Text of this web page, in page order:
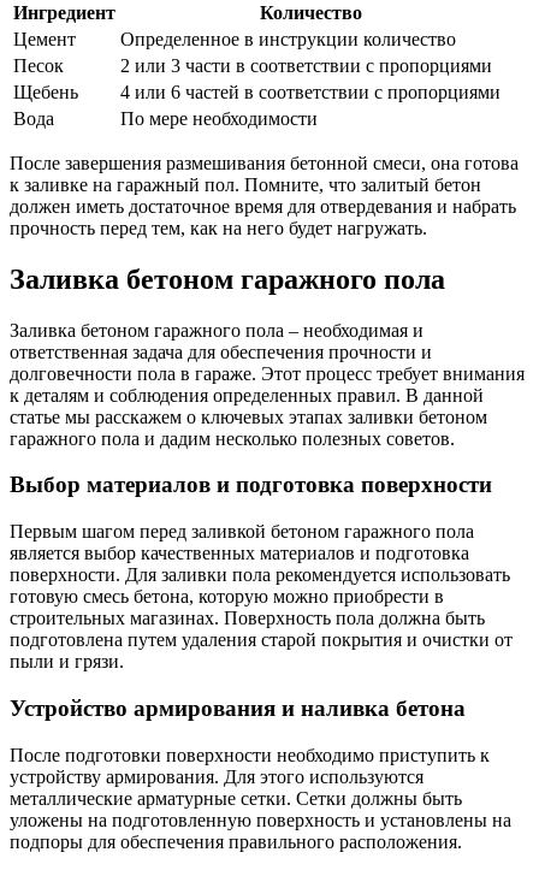
Ингредиент
Количество
Цемент
Определенное в инструкции количество
Песок
2 или 3 части в соответствии с пропорциями
Щебень
4 или 6 частей в соответствии с пропорциями
Вода
По мере необходимости
После завершения размешивания бетонной смеси, она готова
к заливке на гаражный пол. Помните, что залитый бетон
должен иметь достаточное время для отвердевания и набрать
прочность перед тем, как на него будет нагружать.
Заливка бетоном гаражного пола
Заливка бетоном гаражного пола – необходимая и
ответственная задача для обеспечения прочности и
долговечности пола в гараже. Этот процесс требует внимания
к деталям и соблюдения определенных правил. В данной
статье мы расскажем о ключевых этапах заливки бетоном
гаражного пола и дадим несколько полезных советов.
Выбор материалов и подготовка поверхности
Первым шагом перед заливкой бетоном гаражного пола
является выбор качественных материалов и подготовка
поверхности. Для заливки пола рекомендуется использовать
готовую смесь бетона, которую можно приобрести в
строительных магазинах. Поверхность пола должна быть
подготовлена путем удаления старой покрытия и очистки от
пыли и грязи.
Устройство армирования и наливка бетона
После подготовки поверхности необходимо приступить к
устройству армирования. Для этого используются
металлические арматурные сетки. Сетки должны быть
уложены на подготовленную поверхность и установлены на
подпоры для обеспечения правильного расположения.